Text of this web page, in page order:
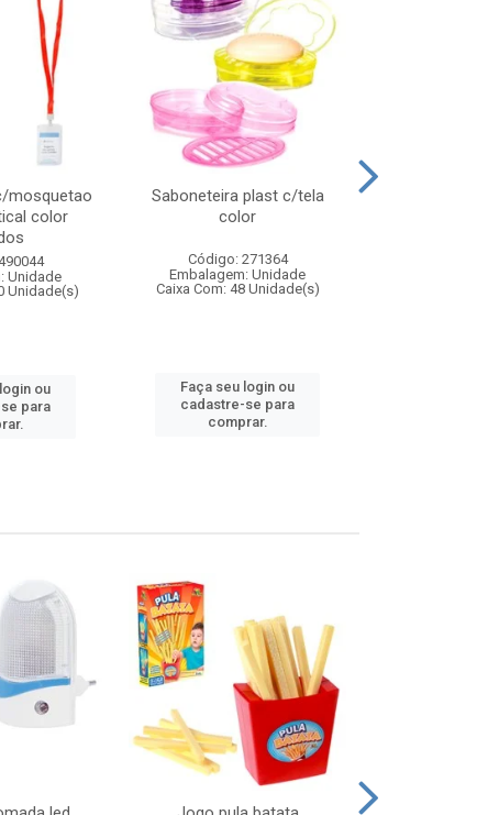
mosquetao
color
Unidade
Unidade(s)
ou
para
Saboneteira plast c/tela
color
Código: 271364
Embalagem: Unidade
Caixa Com: 48 Unidade(s)
Faça seu login ou
cadastre-se para
comprar.